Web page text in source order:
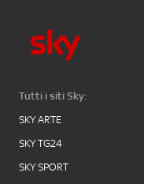
Tutti i siti Sky:
SKY ARTE
SKY TG24
SKY SPORT